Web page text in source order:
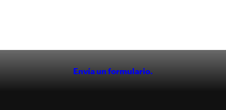
Envía un formulario.